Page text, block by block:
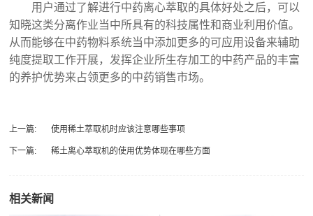
用户通过了解进行中药离心萃取的具体好处之后，可以
知晓这类分离作业当中所具有的科技属性和商业利用价值。
从而能够在中药物料系统当中添加更多的可应用设备来辅助
纯度提取工作开展，发挥企业所生存加工的中药产品的丰富
的养护优势来占领更多的中药销售市场。
上一篇: 使用稀土萃取机时应该注意哪些事项
下一篇: 稀土离心萃取机的使用优势体现在哪些方面
相关新闻